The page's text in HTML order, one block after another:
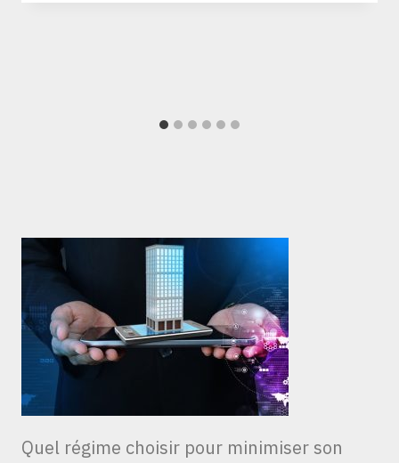
Quel régime choisir pour minimiser son